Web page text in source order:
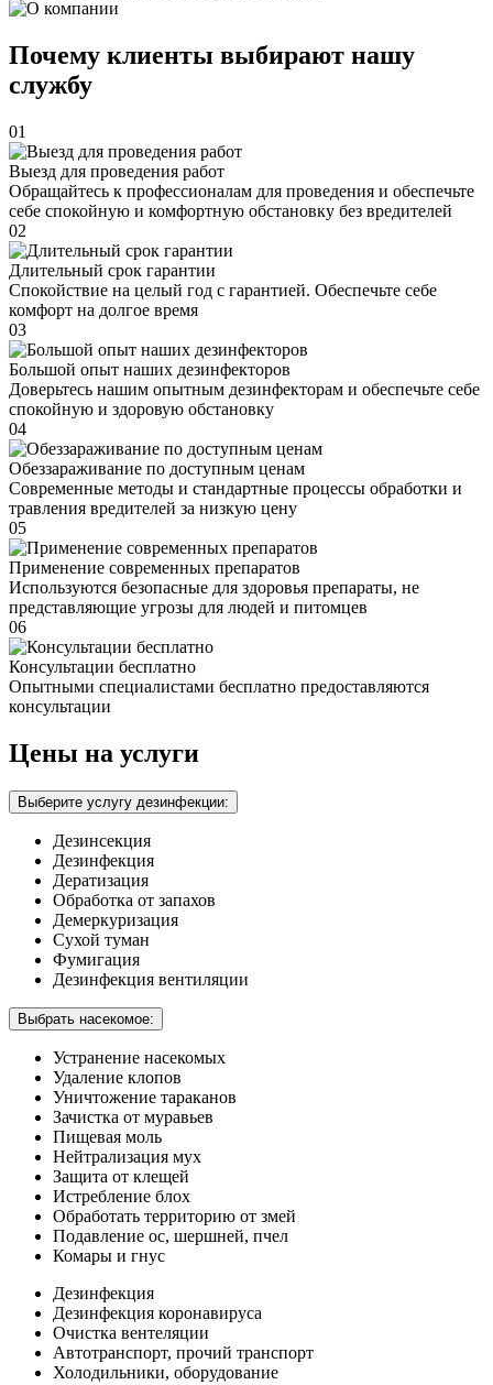
Почему клиенты выбирают нашу
службу
01
Выезд для проведения работ
Обращайтесь к профессионалам для проведения и обеспечьте
себе спокойную и комфортную обстановку без вредителей
02
Длительный срок гарантии
Спокойствие на целый год с гарантией. Обеспечьте себе
комфорт на долгое время
03
Большой опыт наших дезинфекторов
Доверьтесь нашим опытным дезинфекторам и обеспечьте себе
спокойную и здоровую обстановку
04
Обеззараживание по доступным ценам
Современные методы и стандартные процессы обработки и
травления вредителей за низкую цену
05
Применение современных препаратов
Используются безопасные для здоровья препараты, не
представляющие угрозы для людей и питомцев
06
Консультации бесплатно
Опытными специалистами бесплатно предоставляются
консультации
Цены на услуги
Выберите услугу дезинфекции:
Дезинсекция
Дезинфекция
Дератизация
Обработка от запахов
Демеркуризация
Сухой туман
Фумигация
Дезинфекция вентиляции
Выбрать насекомое:
Устранение насекомых
Удаление клопов
Уничтожение тараканов
Зачистка от муравьев
Пищевая моль
Нейтрализация мух
Защита от клещей
Истребление блох
Обработать территорию от змей
Подавление ос, шершней, пчел
Комары и гнус
Дезинфекция
Дезинфекция коронавируса
Очистка вентеляции
Автотранспорт, прочий транспорт
Холодильники, оборудование